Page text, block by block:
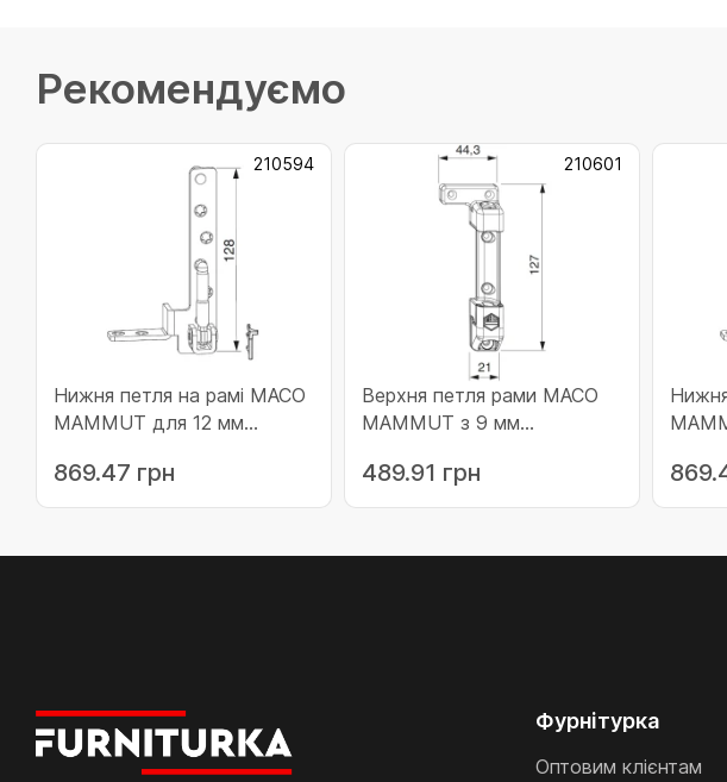
Рекомендуємо
210594
Нижня петля на рамі MACO
MAMMUT для 12 мм
фальца (дерево) з 9 мм
посадковими цапфами
869.47 грн
210601
Верхня петля рами MACO
MAMMUT з 9 мм
220 кг ліва (210601)
489.91 грн
Фурнітурка
Оптовим клієнтам